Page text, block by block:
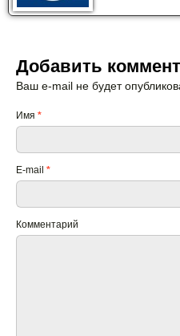
Добавить
Ваш e-mail не будет
Имя *
E-mail *
Комментарий